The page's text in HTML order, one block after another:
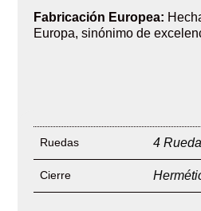
Fabricación Europea:
Europa, sinónimo de
Ruedas 4
Cierre